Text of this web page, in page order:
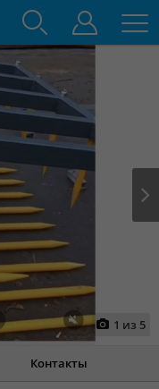
1 из 5
Контакты